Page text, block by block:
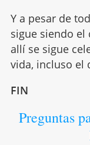
Y a pesar de
sigue siendo el
allí se sigue
vida, incluso el
FIN
Preguntas